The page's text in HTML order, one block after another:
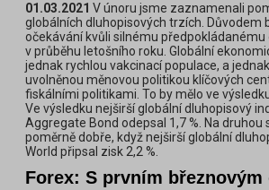
01.03.2021 V únoru jsme zaznamenali
globálních dluhopisových trzích. Důvodem
očekávání kvůli silnému
v průběhu letošního roku. Globální
jednak rychlou vakcinací populace, a
uvolněnou měnovou politikou klíčových
fiskálními politikami. To by mělo ve
Ve výsledku nejširší globální dluhopisový
Aggregate Bond odepsal 1,7 %. Na
poměrně dobře, když nejširší globální
World připsal zisk 2,2 %.
Forex: S prvním